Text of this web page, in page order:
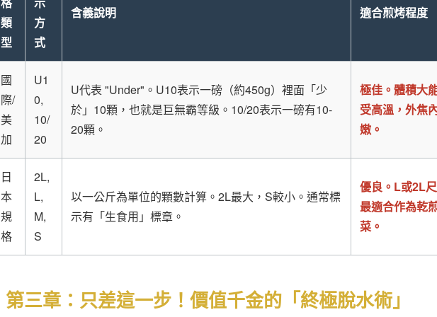
類
型
方
式
含義說明 適合煎烤程度
國
際/
美
加
U1
0,
10/
20
U代表 "Under"。U10表示一磅（約450g）裡面「少
於」10顆，也就是巨無霸等級。10/20表示一磅有10-
20顆。
極佳。體積大
受高溫，外焦
嫩。
日
本
規
格
2L,
L,
M,
S
以一公斤為單位的顆數計算。2L最大，S較小。通常標
示有「生食用」標章。
優良。L或2L
最適合作為乾
菜。
第三章：只差這一步！價值千金的「終極脫水術」